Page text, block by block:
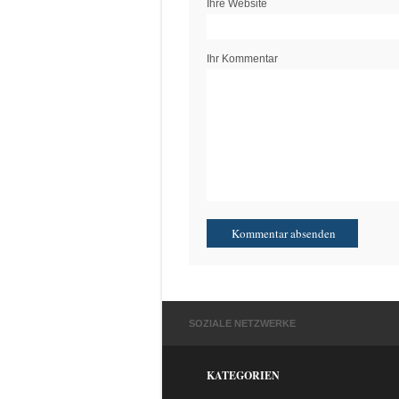
Ihre Website
Ihr Kommentar
SOZIALE NETZWERKE
KATEGORIEN